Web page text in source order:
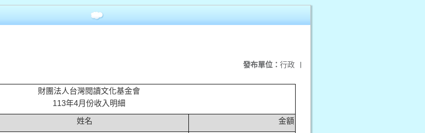
發布單位： 行政 |
財團法人台灣閱讀文化基金會
113年4月份收入明細
姓名 金額